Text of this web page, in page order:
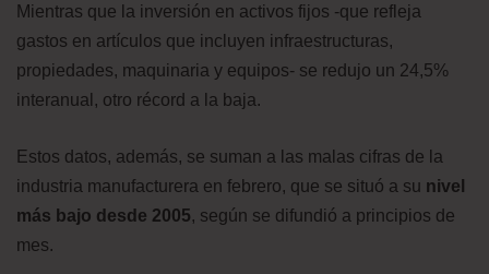
Mientras que la inversión en activos fijos -que refleja
gastos en artículos que incluyen infraestructuras,
propiedades, maquinaria y equipos- se redujo un 24,5%
interanual, otro récord a la baja.
Estos datos, además, se suman a las malas cifras de la
industria manufacturera en febrero, que se situó a su nivel
más bajo desde 2005, según se difundió a principios de
mes.